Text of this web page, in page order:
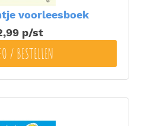
voorleesboek
p/st
/ BESTELLEN